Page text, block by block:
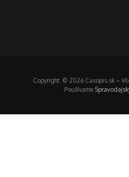
Copyright: © 2026 Casopis.sk –
Používame